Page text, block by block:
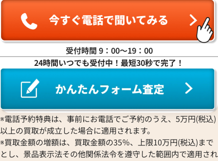
受付時間 9：00〜19：00
24時間いつでも受付中！最短30秒で完了！
※電話予約特典は、事前にお電話でご予約のうえ、5万円(税込)
以上の買取が成立した場合に適用されます。
※買取金額の増額は、買取金額の35％、上限10万円(税込)まで
とし、景品表示法その他関係法令を遵守した範囲内で適用され